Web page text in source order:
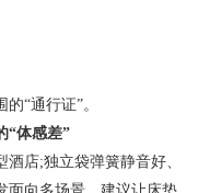
“通行证”。
“体感差”
店;独立袋弹簧静音好、